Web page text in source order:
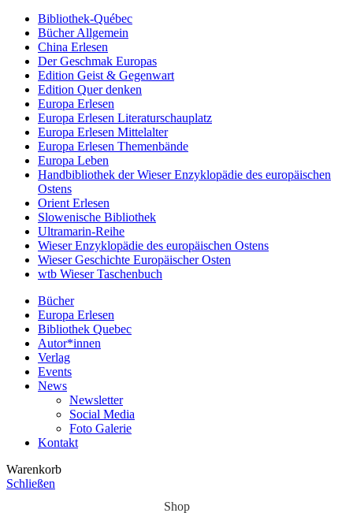
Bibliothek-Québec
Bücher Allgemein
China Erlesen
Der Geschmak Europas
Edition Geist & Gegenwart
Edition Quer denken
Europa Erlesen
Europa Erlesen Literaturschauplatz
Europa Erlesen Mittelalter
Europa Erlesen Themenbände
Europa Leben
Handbibliothek der Wieser Enzyklopädie des europäischen
Ostens
Orient Erlesen
Slowenische Bibliothek
Ultramarin-Reihe
Wieser Enzyklopädie des europäischen Ostens
Wieser Geschichte Europäischer Osten
wtb Wieser Taschenbuch
Bücher
Europa Erlesen
Bibliothek Quebec
Autor*innen
Verlag
Events
News
Newsletter
Social Media
Foto Galerie
Kontakt
Warenkorb
Schließen
Shop